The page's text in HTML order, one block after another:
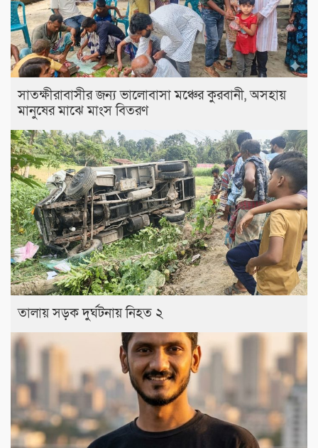
সাতক্ষীরাবাসীর জন্য ভালোবাসা মঞ্চের কুরবানী, অসহায়
মানুষের মাঝে মাংস বিতরণ
তালায় সড়ক দুর্ঘটনায় নিহত ২